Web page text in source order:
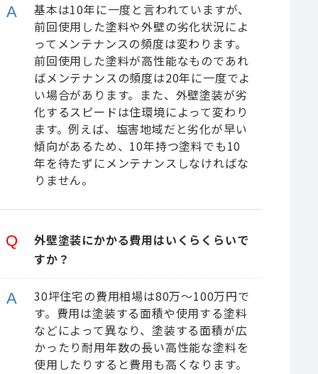
基本は10年に一度と言われていますが、
前回使用した塗料や外壁の劣化状況によ
ってメンテナンスの頻度は変わります。
前回使用した塗料が高性能なものであれ
ばメンテナンスの頻度は20年に一度でよ
い場合があります。また、外壁塗装が劣
化するスピードは住環境によって変わり
ます。例えば、塩害地域だと劣化が早い
傾向があるため、10年持つ塗料でも10
年を待たずにメンテナンスしなければな
りません。
外壁塗装にかかる費用はいくらくらいで
すか？
30坪住宅の費用相場は80万～100万円で
す。費用は塗装する面積や使用する塗料
などによって異なり、塗装する面積が広
かったり耐用年数の長い高性能な塗料を
使用したりすると費用も高くなります。